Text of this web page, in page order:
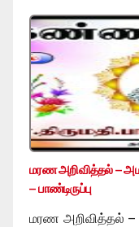
மரண அறிவித்தல் –
– பாண்டிருப்பு
மரண அறிவித்தல் –